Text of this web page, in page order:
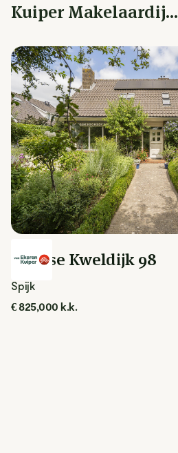
Kuiper Makelaardij...
Spijkse Kweldijk 98
Spijk
€ 825,000 k.k.